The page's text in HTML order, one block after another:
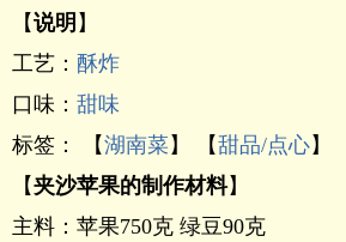
【说明 】
工艺： 酥炸
口味： 甜味
标签： 【湖南菜 】 【甜品/点心】
【夹沙苹果的制作材料】
主料：苹果750克 绿豆90克